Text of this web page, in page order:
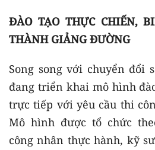
ĐÀO TẠO THỰC CHIẾN,
THÀNH GIẢNG ĐƯỜNG
Song song với chuyển đổi
đang triển khai mô hình
trực tiếp với yêu cầu thi
Mô hình được tổ chức
công nhân thực hành, kỹ